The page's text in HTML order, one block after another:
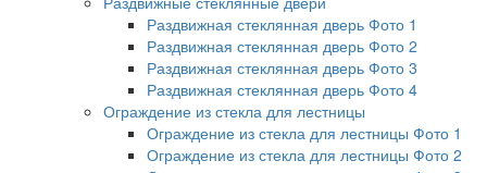
Раздвижная стеклянная дверь Фото 1
Раздвижная стеклянная дверь Фото 2
Раздвижная стеклянная дверь Фото 3
Раздвижная стеклянная дверь Фото 4
Ограждение из стекла для лестницы
Ограждение из стекла для лестницы Фото 1
Ограждение из стекла для лестницы Фото 2